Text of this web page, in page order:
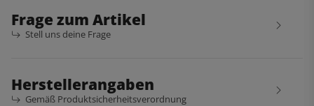
Frage zum Artikel
Stell uns deine Frage
Herstellerangaben
Gemäß Produktsicherheitsverordnung